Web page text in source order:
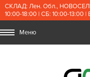
СКЛАД: Лен. Обл.,
10:00-18:00 | СБ: 10:00-13:00 |
Меню